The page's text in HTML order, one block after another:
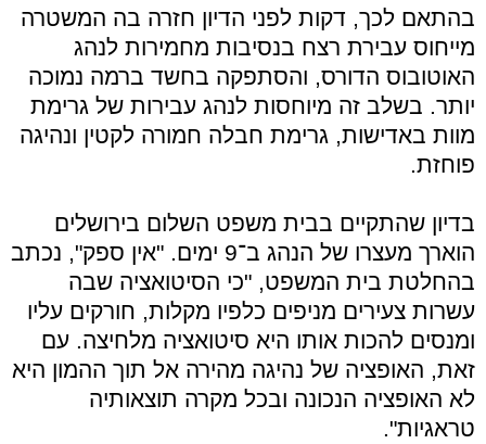
בהתאם לכך, דקות לפני הדיון חזרה בה המשטרה
מייחוס עבירת רצח בנסיבות מחמירות לנהג
האוטובוס הדורס, והסתפקה בחשד ברמה נמוכה
יותר. בשלב זה מיוחסות לנהג עבירות של גרימת
מוות באדישות, גרימת חבלה חמורה לקטין ונהיגה
פוחזת.
בדיון שהתקיים בבית משפט השלום בירושלים
הוארך מעצרו של הנהג ב־9 ימים. "אין ספק", נכתב
בהחלטת בית המשפט, "כי הסיטואציה שבה
עשרות צעירים מניפים כלפיו מקלות, חורקים עליו
ומנסים להכות אותו היא סיטואציה מלחיצה. עם
זאת, האופציה של נהיגה מהירה אל תוך ההמון היא
לא האופציה הנכונה ובכל מקרה תוצאותיה
טראגיות".